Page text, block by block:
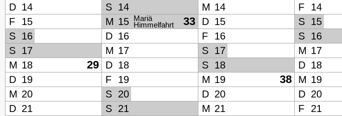
D 14 S 14 M 14 F 14
F
15 M 15 33
Mariä
Himmelfahrt D 15 S 15
S
16 D 16 F 16 S 16
S
17 M 17 S 17 M 17
M 18 29 D 18 S 18 D 18
D 19 F 19 M 19 38 M 19
M 20 S 20 D 20 D 20
D 21 S 21 M 21 F 21